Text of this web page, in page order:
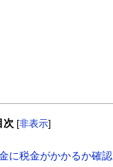
次 [非表示]
に税金がかかるか確認